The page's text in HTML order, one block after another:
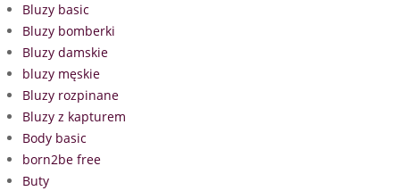
Bluzy basic
Bluzy bomberki
Bluzy damskie
bluzy męskie
Bluzy rozpinane
Bluzy z kapturem
Body basic
born2be free
Buty